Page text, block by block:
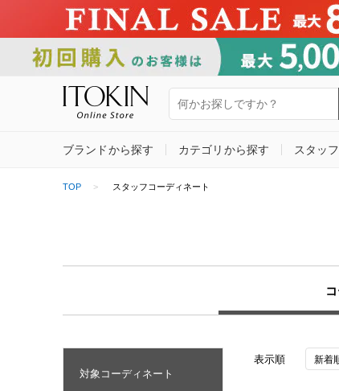
ブランドから探す カテゴリから探す スタッ
TOP スタッフコーディネート
対象コーディネート
表示順